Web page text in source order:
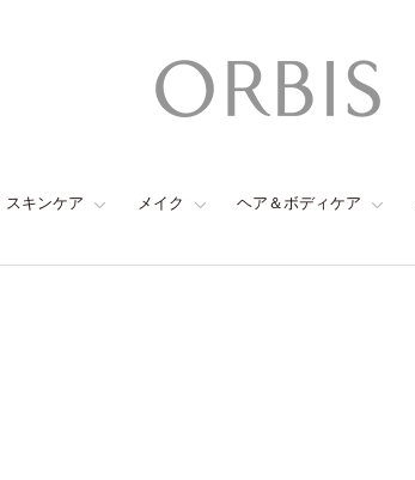
スキンケア メイク ヘア＆ボディケア